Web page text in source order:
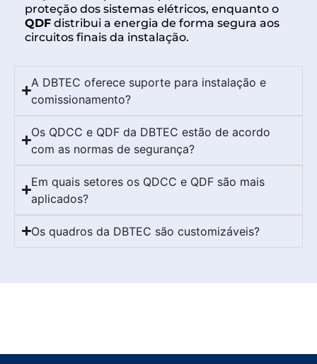
proteção dos sistemas elétricos, enquanto o
QDF distribui a energia de forma segura aos
circuitos finais da instalação.
A DBTEC oferece suporte para instalação e
comissionamento?
Os QDCC e QDF da DBTEC estão de acordo
com as normas de segurança?
Em quais setores os QDCC e QDF são mais
aplicados?
Os quadros da DBTEC são customizáveis?